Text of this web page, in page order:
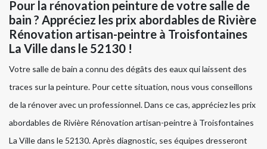
Pour la rénovation peinture de votre salle de
bain ? Appréciez les prix abordables de Rivière
Rénovation artisan-peintre à Troisfontaines
La Ville dans le 52130 !
Votre salle de bain a connu des dégâts des eaux qui laissent des
traces sur la peinture. Pour cette situation, nous vous conseillons
de la rénover avec un professionnel. Dans ce cas, appréciez les prix
abordables de Rivière Rénovation artisan-peintre à Troisfontaines
La Ville dans le 52130. Après diagnostic, ses équipes dresseront